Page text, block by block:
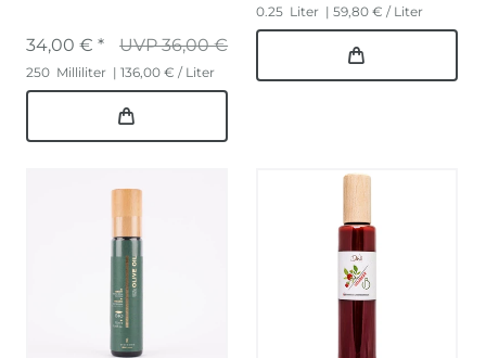
UVP 36,00 €
34,00 € *
250 Milliliter | 136,00 € / Liter
0.25 Liter | 59,80 € / Liter